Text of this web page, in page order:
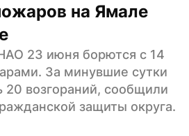
на Ямале
23 июня борются с 14
За минувшие сутки
20 возгораний, сообщили
защиты округа.